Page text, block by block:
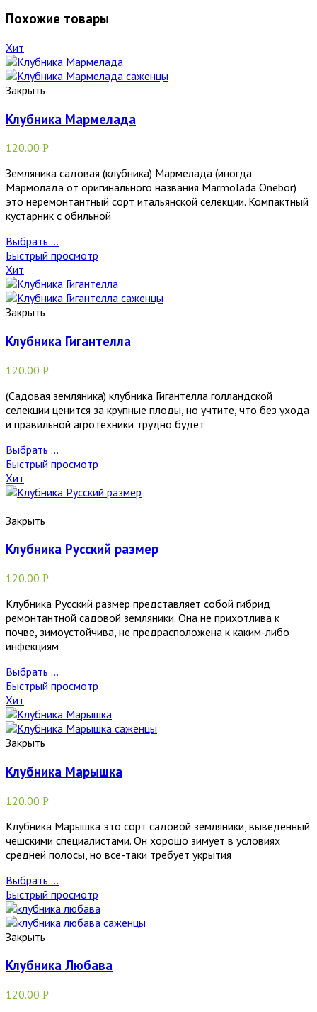
Похожие товары
Хит
Закрыть
Клубника Мармелада
120.00 Р
Земляника садовая (клубника) Мармелада (иногда
Мармолада от оригинального названия Marmolada Onebor)
это неремонтантный сорт итальянской селекции. Компактный
кустарник с обильной
Выбрать ...
Быстрый просмотр
Хит
Закрыть
Клубника Гигантелла
120.00 Р
(Садовая земляника) клубника Гигантелла голландской
селекции ценится за крупные плоды, но учтите, что без ухода
и правильной агротехники трудно будет
Выбрать ...
Быстрый просмотр
Хит
Закрыть
Клубника Русский размер
120.00 Р
Клубника Русский размер представляет собой гибрид
ремонтантной садовой земляники. Она не прихотлива к
почве, зимоустойчива, не предрасположена к каким-либо
инфекциям
Выбрать ...
Быстрый просмотр
Хит
Закрыть
Клубника Марышка
120.00 Р
Клубника Марышка это сорт садовой земляники, выведенный
чешскими специалистами. Он хорошо зимует в условиях
средней полосы, но все-таки требует укрытия
Выбрать ...
Быстрый просмотр
Закрыть
Клубника Любава
120.00 Р